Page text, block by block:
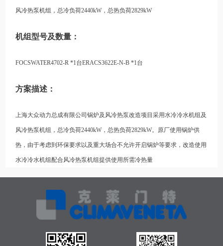
风冷热泵机组，总冷负荷2440kW，总热负荷2829kW
机组型号及数量：
FOCSWATER4702-R *1台ERACS3622E-N-B *1台
方案描述：
上海大众动力总成有限公司锅炉及风冷热泵改造项目采用水冷冷水机组及
风冷热泵机组，总冷负荷2440kW，总热负荷2829kW。原厂使用锅炉供
热，由于考虑到环保要求以及重大场合不允许开启锅炉等要求，改造使用
水冷冷水机组配合风冷热泵机组提供使用所需冷热量